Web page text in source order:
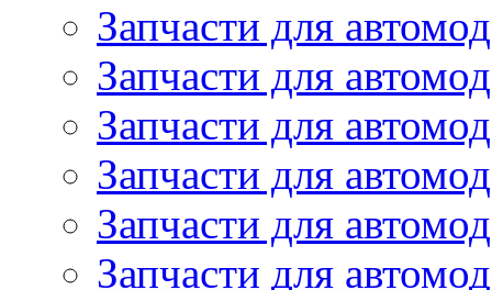
Запчасти для
Запчасти для
Запчасти для
Запчасти для
Запчасти для
Запчасти для